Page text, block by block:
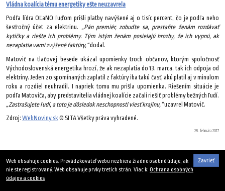
Vládna koalícia tému energetiky ešte neuzavrela
Podľa lídra OĽaNO ľuďom prišli platby navýšené aj o tisíc percent, čo je podľa neho
šesťročný účet za elektrinu. „Pán premiér, zobuďte sa, prestaňte ženám rozdávať
kytičky a riešte ich problémy. Tým istým ženám posielajú hrozby, že ich vypnú, ak
nezaplatia vami zvýšené faktúry,“dodal.
Matovič na tlačovej besede ukázal upomienky troch občanov, ktorým spoločnosť
Východoslovenská energetika hrozí, že ak nezaplatia do 13. marca, tak ich odpoja od
elektriny. Jeden zo spomínaných zaplatil z faktúry iba takú časť, akú platil aj v minulom
roku a rozdiel neuhradil. I napriek tomu mu prišla upomienka. Riešením situácie je
podľa Matoviča, aby predstavitelia vládnej koalície začali riešiť problémy bežných ľudí.
„Zastrašujete ľudí, a toto je dôsledok neschopnosti viesť krajinu,“uzavrel Matovič.
Zdroj: WebNoviny.sk© SITA Všetky práva vyhradené.
28. februára 2017
Zavrieť
Web obsahuje cookies. Prevádzkovateľ webu nezbiera žiadne osobné údaje, ak
nie ste registrovaný. Web obsahuje prvky tretích strán. Viac k: Ochrana osobných
údajov a cookies